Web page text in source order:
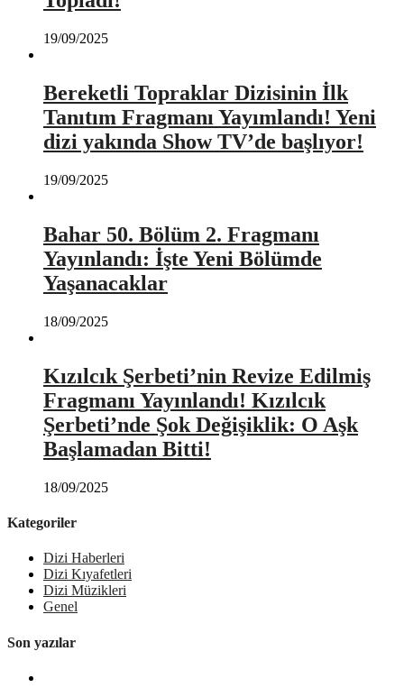
19/09/2025
Bereketli Topraklar Dizisinin İlk
Tanıtım Fragmanı Yayımlandı! Yeni
dizi yakında Show TV’de başlıyor!
19/09/2025
Bahar 50. Bölüm 2. Fragmanı
Yayınlandı: İşte Yeni Bölümde
Yaşanacaklar
18/09/2025
Kızılcık Şerbeti’nin Revize Edilmiş
Fragmanı Yayınlandı! Kızılcık
Şerbeti’nde Şok Değişiklik: O Aşk
Başlamadan Bitti!
18/09/2025
Kategoriler
Dizi Haberleri
Dizi Kıyafetleri
Dizi Müzikleri
Genel
Son yazılar